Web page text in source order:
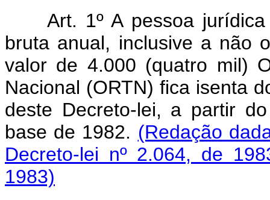
Art. 1º A pessoa
bruta anual, inclusive a não
valor de 4.000 (quatro mil)
Nacional (ORTN) fica isenta
deste Decreto-lei, a partir
base de 1982. (Redação
Decreto-lei nº 2.064, de
1983)